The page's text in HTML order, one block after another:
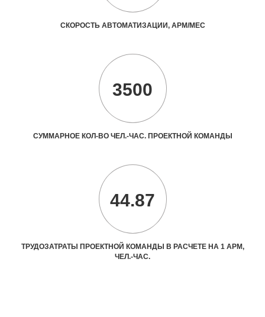
СКОРОСТЬ АВТОМАТИЗАЦИИ, АРМ/МЕС
3500
СУММАРНОЕ КОЛ-ВО ЧЕЛ.-ЧАС. ПРОЕКТНОЙ КОМАНДЫ
44.87
ТРУДОЗАТРАТЫ ПРОЕКТНОЙ КОМАНДЫ В РАСЧЕТЕ НА 1 АРМ,
ЧЕЛ.-ЧАС.